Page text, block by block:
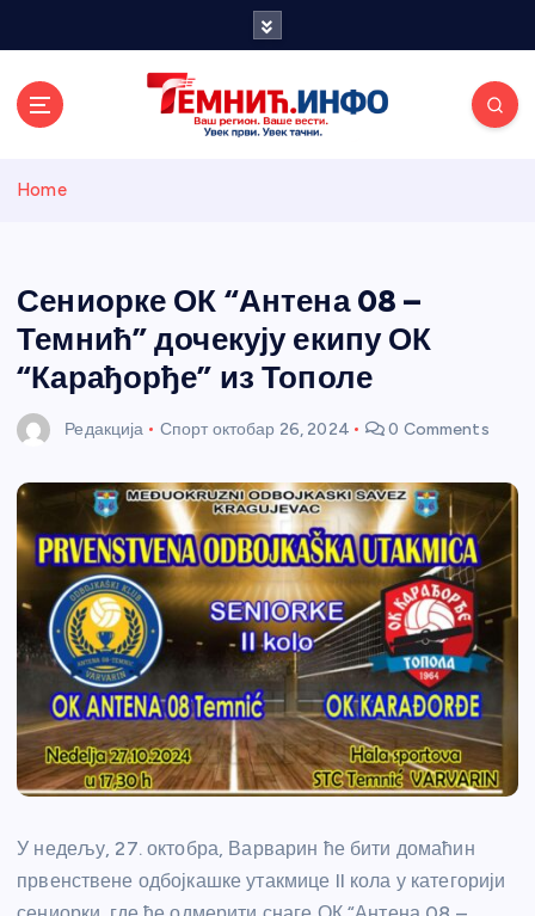
и портал
Home
Сениорке ОК “Антена 08 –
Темнић” дочекују екипу ОК
“Карађорђе” из Тополе
Редакција Спорт октобар 26, 2024 0 Comments
У недељу, 27. октобра, Варварин ће бити домаћин
првенствене одбојкашке утакмице II кола у категорији